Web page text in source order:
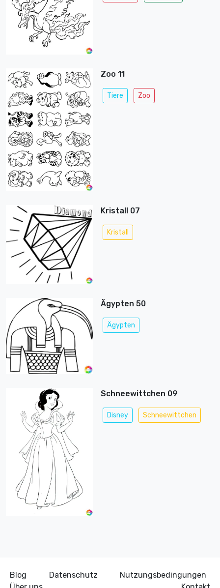
Zoo 11
Tiere Zoo
Kristall 07
Kristall
Ägypten 50
Ägypten
Schneewittchen 09
Disney Schneewittchen
Blog Datenschutz
Nutzungsbedingungen